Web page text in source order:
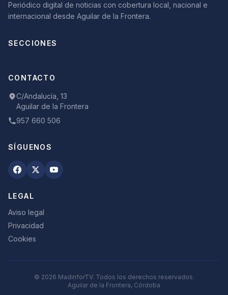
Periódico digital de noticias con cobertura local, nacional e
internacional desde Aguilar de la Frontera.
SECCIONES
CONTACTO
C/Andalucía, 13
Aguilar de la Frontera
957 660 506
SÍGUENOS
LEGAL
Aviso legal
Privacidad
Cookies
© 2026 MadinforTV. Todos los derechos reservados.
Aguilar de la Frontera, Córdoba